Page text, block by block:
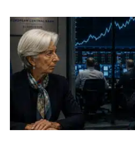
Yen : Washington a vendu des